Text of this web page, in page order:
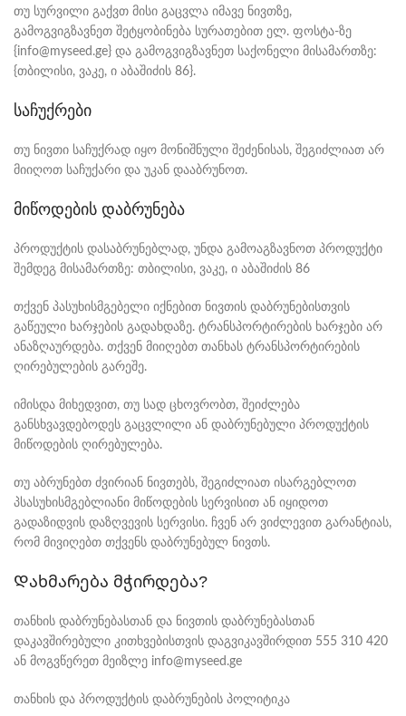
თუ სურვილი გაქვთ მისი გაცვლა იმავე ნივთზე,
გამოგვიგზავნეთ შეტყობინება სურათებით ელ. ფოსტა-ზე
{info@myseed.ge} და გამოგვიგზავნეთ საქონელი მისამართზე:
{თბილისი, ვაკე, ი აბაშიძის 86}.
საჩუქრები
თუ ნივთი საჩუქრად იყო მონიშნული შეძენისას, შეგიძლიათ არ
მიიღოთ საჩუქარი და უკან დააბრუნოთ.
მიწოდების დაბრუნება
პროდუქტის დასაბრუნებლად, უნდა გამოაგზავნოთ პროდუქტი
შემდეგ მისამართზე: თბილისი, ვაკე, ი აბაშიძის 86
თქვენ პასუხისმგებელი იქნებით ნივთის დაბრუნებისთვის
გაწეული ხარჯების გადახდაზე. ტრანსპორტირების ხარჯები არ
ანაზღაურდება. თქვენ მიიღებთ თანხას ტრანსპორტირების
ღირებულების გარეშე.
იმისდა მიხედვით, თუ სად ცხოვრობთ, შეიძლება
განსხვავდებოდეს გაცვლილი ან დაბრუნებული პროდუქტის
მიწოდების ღირებულება.
თუ აბრუნებთ ძვირიან ნივთებს, შეგიძლიათ ისარგებლოთ
პსასუხისმგებლიანი მიწოდების სერვისით ან იყიდოთ
გადაზიდვის დაზღვევის სერვისი. ჩვენ არ ვიძლევით გარანტიას,
რომ მივიღებთ თქვენს დაბრუნებულ ნივთს.
Დახმარება მჭირდება?
თანხის დაბრუნებასთან და ნივთის დაბრუნებასთან
დაკავშირებული კითხვებისთვის დაგვიკავშირდით 555 310 420
ან მოგვწერეთ მეიზლე info@myseed.ge
თანხის და პროდუქტის დაბრუნების პოლიტიკა